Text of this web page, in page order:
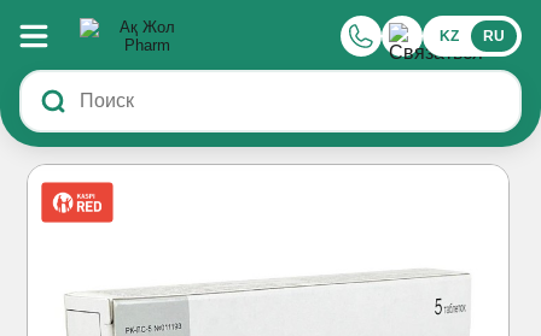
KZ RU